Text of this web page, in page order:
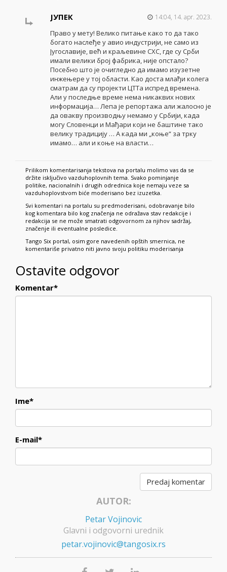
ЈУПЕК 14:04, 14. apr. 2023.
Право у мету! Велико питање како то да тако
богато наслеђе у авио индустрији, не само из
Југославије, већ и краљевине СХС, где су Срби
имали велики број фабрика, није опстало?
Посебно што је очигледно да имамо изузетне
инжењере у тој области. Као доста млађи колега
сматрам да су пројекти ЦТТа испред времена.
Али у последње време нема никаквих нових
информација… Лепа је репортажа али жалосно је
да овакву производњу немамо у Србији, када
могу Словенци и Мађари који не баштине тако
велику традицију … А када ми „коње“ за трку
имамо… али и коње на власти…
Prilikom komentarisanja tekstova na portalu molimo vas da se
držite isključivo vazduhoplovnih tema. Svako pominjanje
politike, nacionalnih i drugih odrednica koje nemaju veze sa
vazduhoplovstvom biće moderisano bez izuzetka.
Svi komentari na portalu su predmoderisani, odobravanje bilo
kog komentara bilo kog značenja ne odražava stav redakcije i
redakcija se ne može smatrati odgovornom za njihov sadržaj,
značenje ili eventualne posledice.
Tango Six portal, osim gore navedenih opštih smernica, ne
komentariše privatno niti javno svoju politiku moderisanja
Ostavite odgovor
Komentar*
Ime*
E-mail*
AUTOR:
Petar Vojinovic
Glavni i odgovorni urednik
petar.vojinovic@tangosix.rs